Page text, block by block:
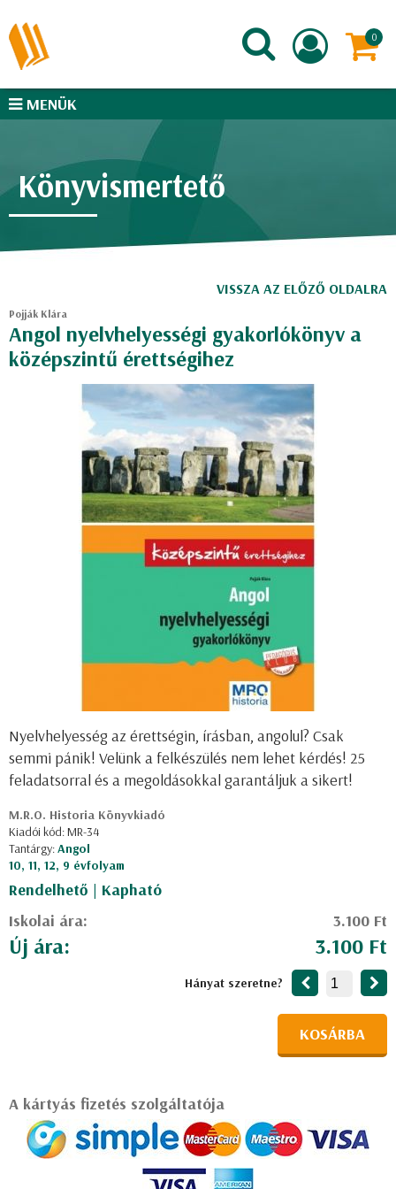
MENÜK
Könyvismertető
VISSZA AZ ELŐZŐ OLDALRA
Pojják Klára
Angol nyelvhelyességi gyakorlókönyv a
középszintű érettségihez
Nyelvhelyesség az érettségin, írásban, angolul? Csak
semmi pánik! Velünk a felkészülés nem lehet kérdés! 25
feladatsorral és a megoldásokkal garantáljuk a sikert!
M.R.O. Historia Könyvkiadó
Kiadói kód: MR-34
Tantárgy:Angol
10, 11, 12, 9 évfolyam
Rendelhető | Kapható
Iskolai ára:
3.100 Ft
Új ára: 3.100 Ft
Hányat szeretne?
KOSÁRBA
A kártyás fizetés szolgáltatója